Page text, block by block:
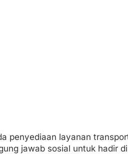
penyediaan layanan
jawab sosial untuk hadir